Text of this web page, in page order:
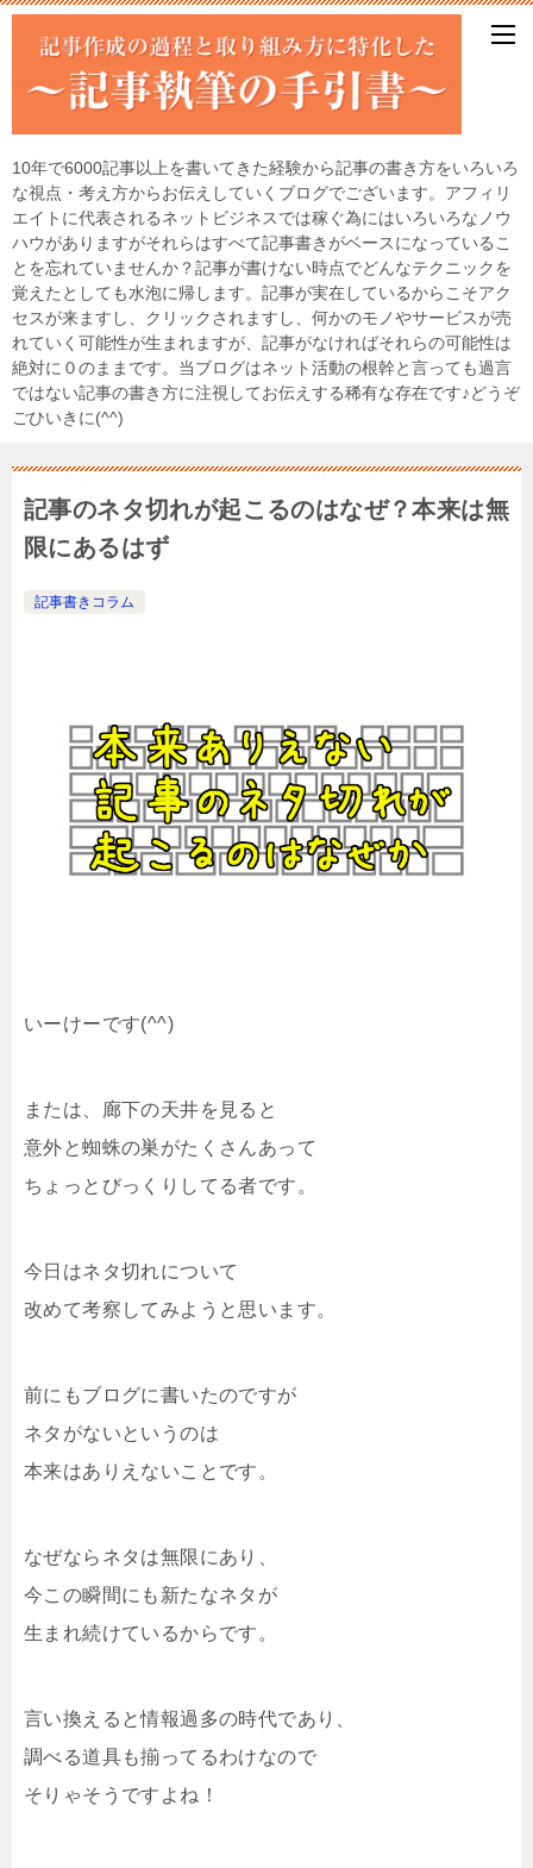
10年で6000記事以上を書いてきた経験から記事の書き方をいろいろ
な視点・考え方からお伝えしていくブログでございます。アフィリ
エイトに代表されるネットビジネスでは稼ぐ為にはいろいろなノウ
ハウがありますがそれらはすべて記事書きがベースになっているこ
とを忘れていませんか？記事が書けない時点でどんなテクニックを
覚えたとしても水泡に帰します。記事が実在しているからこそアク
セスが来ますし、クリックされますし、何かのモノやサービスが売
れていく可能性が生まれますが、記事がなければそれらの可能性は
絶対に０のままです。当ブログはネット活動の根幹と言っても過言
ではない記事の書き方に注視してお伝えする稀有な存在です♪どうぞ
ごひいきに(^^)
記事のネタ切れが起こるのはなぜ？本来は無
限にあるはず
記事書きコラム
いーけーです(^^)
または、廊下の天井を見ると
意外と蜘蛛の巣がたくさんあって
ちょっとびっくりしてる者です。
今日はネタ切れについて
改めて考察してみようと思います。
前にもブログに書いたのですが
ネタがないというのは
本来はありえないことです。
なぜならネタは無限にあり、
今この瞬間にも新たなネタが
生まれ続けているからです。
言い換えると情報過多の時代であり、
調べる道具も揃ってるわけなので
そりゃそうですよね！